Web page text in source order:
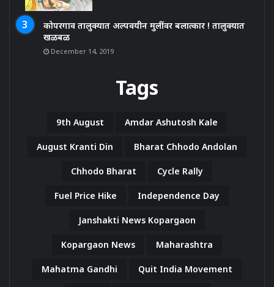
कोपरगाव तालुक्यात अल्पवयीन मुलींवर बलात्कार ! तालुक्यात
खळबळ
December 14, 2019
Tags
9th August Amdar Ashutosh Kale
August Kranti Din Bharat Chhodo Andolan
Chhodo Bharat Cycle Rally
Fuel Price Hike Independence Day
Janshakti News Kopargaon
Kopargaon News Maharashtra
Mahatma Gandhi Quit India Movement